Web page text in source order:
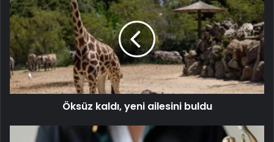
Öksüz kaldı, yeni ailesini buldu